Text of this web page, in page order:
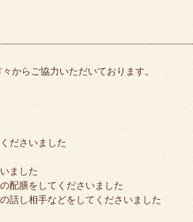
からご協力いただいております。
ださいました
ました
膳をしてくださいました
し相手などをしてくださいました